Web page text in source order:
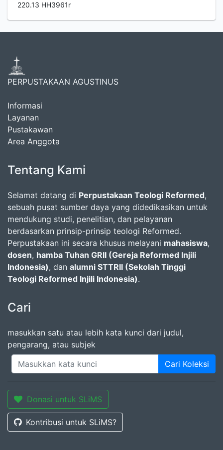
220.13 HH3961r
PERPUSTAKAAN AGUSTINUS
Informasi
Layanan
Pustakawan
Area Anggota
Tentang Kami
Selamat datang di Perpustakaan Teologi Reformed,
sebuah pusat sumber daya yang didedikasikan untuk
mendukung studi, penelitian, dan pelayanan
berdasarkan prinsip-prinsip teologi Reformed.
Perpustakaan ini secara khusus melayani mahasiswa,
dosen, hamba Tuhan GRII (Gereja Reformed Injili
Indonesia), dan alumni STTRII (Sekolah Tinggi
Teologi Reformed Injili Indonesia).
Cari
masukkan satu atau lebih kata kunci dari judul,
pengarang, atau subjek
Cari Koleksi
Donasi untuk SLiMS
Kontribusi untuk SLiMS?